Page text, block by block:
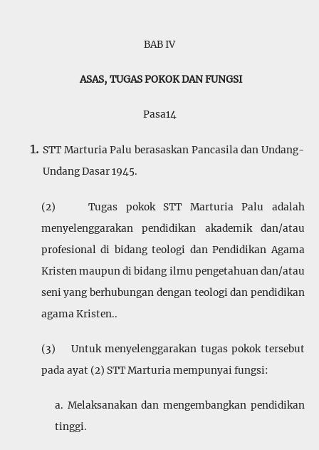
BAB IV
ASAS, TUGAS POKOK DAN FUNGSI
Pasa14
STT Marturia Palu berasaskan Pancasila dan Undang-
Undang Dasar 1945.
(2) Tugas pokok STT Marturia Palu adalah
menyelengga­rakan pendidikan akademik dan/atau
profesional di bidang teologi dan Pendidikan Agama
Kristen maupun di bidang ilmu pengetahuan dan/atau
seni yang berhubungan dengan teologi dan pendidikan
agama Kristen..
(3) Untuk menyelenggarakan tugas pokok tersebut
pada ayat (2) STT Marturia mempunyai fungsi:
a. Melaksanakan dan mengembangkan pendidikan
tinggi.